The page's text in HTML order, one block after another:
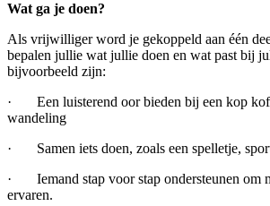
Wat ga je doen?
Als vrijwilliger word je gekoppeld aan één
bepalen jullie wat jullie doen en wat past bij
bijvoorbeeld zijn:
· Een luisterend oor bieden bij een kop
wandeling
· Samen iets doen, zoals een spelletje,
· Iemand stap voor stap ondersteunen om
ervaren.